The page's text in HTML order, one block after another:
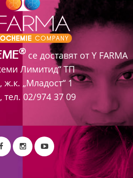
®се доставят от Y FARMA
Лимитид“ ТП
ж.к. „Младост“ 1
тел. 02/974 37 09